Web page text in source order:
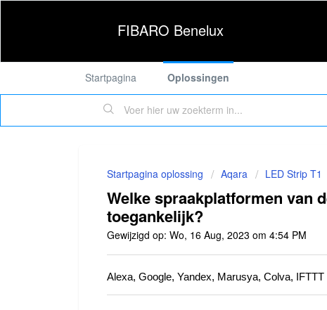
FIBARO Benelux
Startpagina Oplossingen
Startpagina oplossing Aqara LED Strip T1
Welke spraakplatformen van
toegankelijk?
Gewijzigd op: Wo, 16 Aug, 2023 om 4:54 PM
Alexa, Google, Yandex, Marusya, Colva, IFTTT